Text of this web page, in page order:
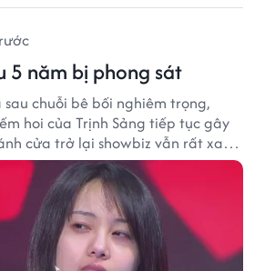
5 năm bị phong sát
chuỗi bê bối nghiêm trọng,
hoi của Trịnh Sảng tiếp tục gây
cửa trở lại showbiz vẫn rất xa